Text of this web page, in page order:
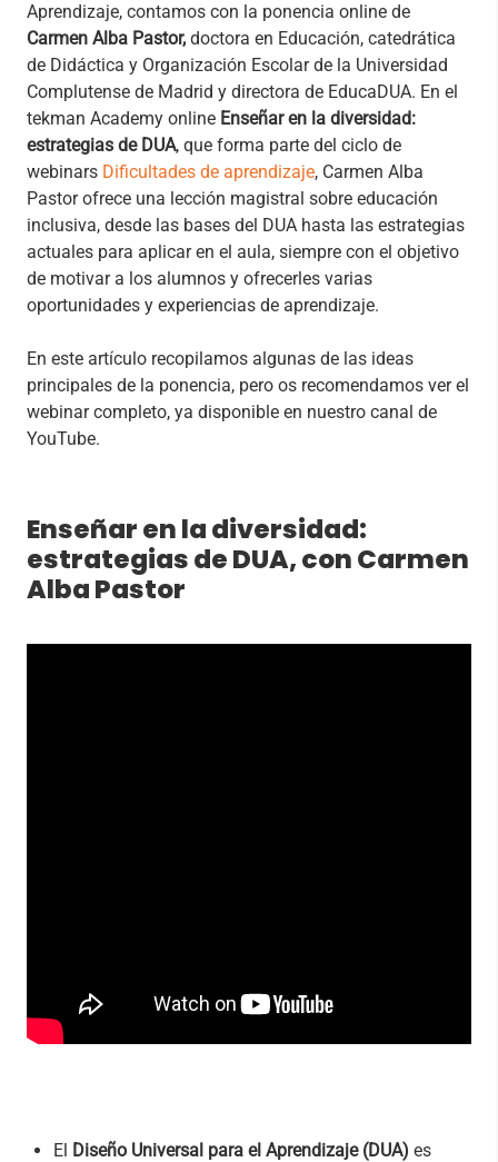
Aprendizaje, contamos con la ponencia online de
Carmen Alba Pastor, doctora en Educación, catedrática
de Didáctica y Organización Escolar de la Universidad
Complutense de Madrid y directora de EducaDUA. En el
tekman Academy online Enseñar en la diversidad:
estrategias de DUA, que forma parte del ciclo de
webinars Dificultades de aprendizaje, Carmen Alba
Pastor ofrece una lección magistral sobre educación
inclusiva, desde las bases del DUA hasta las estrategias
actuales para aplicar en el aula, siempre con el objetivo
de motivar a los alumnos y ofrecerles varias
oportunidades y experiencias de aprendizaje.
En este artículo recopilamos algunas de las ideas
principales de la ponencia, pero os recomendamos ver el
webinar completo, ya disponible en nuestro canal de
YouTube.
Enseñar en la diversidad:
estrategias de DUA, con Carmen
Alba Pastor
El Diseño Universal para el Aprendizaje (DUA) es